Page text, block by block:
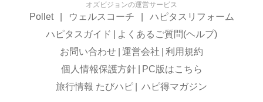
オズビジョンの運営サービス
Pollet ウェルスコーチ
ハピタスリフォーム
ハピタスガイド
よくあるご質問(ヘルプ)
お問い合わせ 運営会社
利用規約
個人情報保護方針
PC版はこちら
旅行情報 たびハピ
ハピ得マガジン